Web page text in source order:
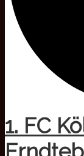
1. FC